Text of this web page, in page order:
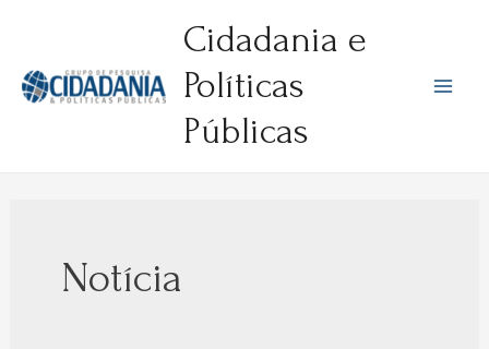
conteúdo
Cidadania e
Políticas
Públicas
Notícia